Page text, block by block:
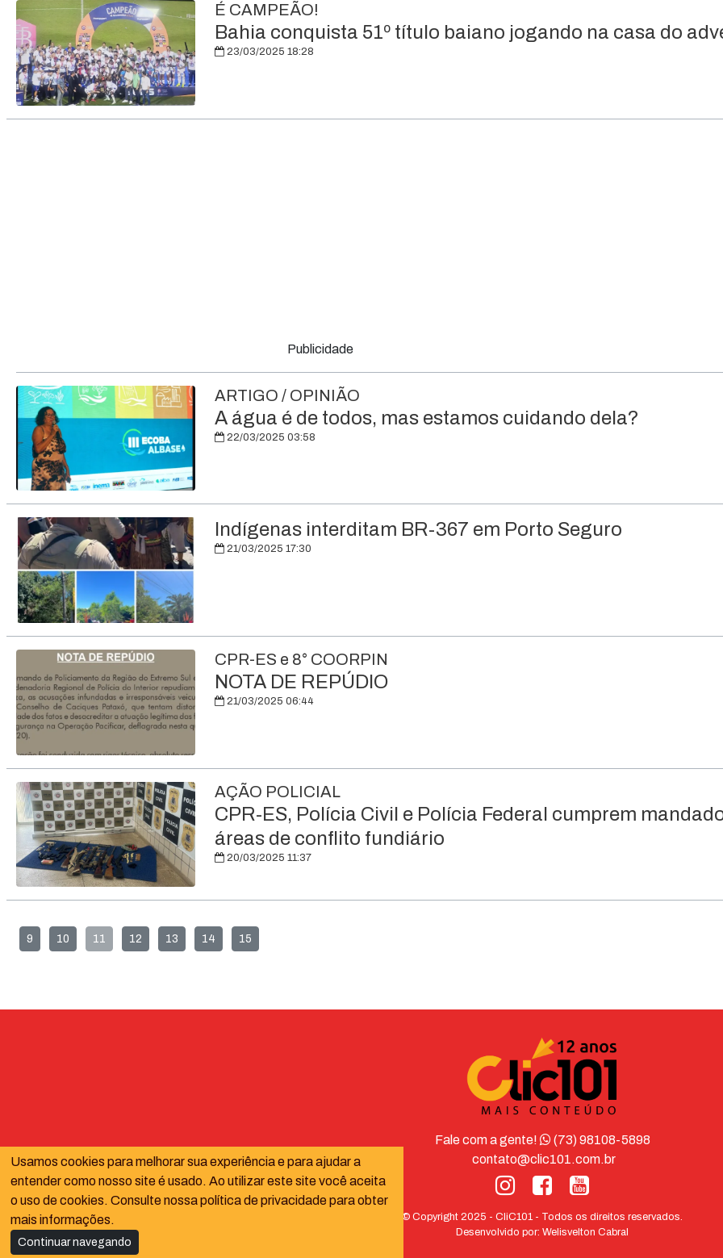
É CAMPEÃO!
Bahia conquista 51º título baiano jogando na casa do
23/03/2025 18:28
Publicidade
ARTIGO / OPINIÃO
A água é de todos, mas estamos cuidando dela?
22/03/2025 03:58
Indígenas interditam BR-367 em Porto Seguro
21/03/2025 17:30
CPR-ES e 8° COORPIN
NOTA DE REPÚDIO
21/03/2025 06:44
AÇÃO POLICIAL
CPR-ES, Polícia Civil e Polícia Federal cumprem
áreas de conflito fundiário
20/03/2025 11:37
9 10 11 12 13 14 15
Fale com a gente!
(73) 98108-5898
contato@clic101.com.br
© Copyright 2025 - CliC101 - Todos os direitos reservados.
Desenvolvido por: Welisvelton Cabral
Usamos cookies para melhorar sua experiência e para ajudar a
entender como nosso site é usado. Ao utilizar este site você aceita
o uso de cookies. Consulte nossa política de privacidade para obter
mais informações.
Continuar navegando